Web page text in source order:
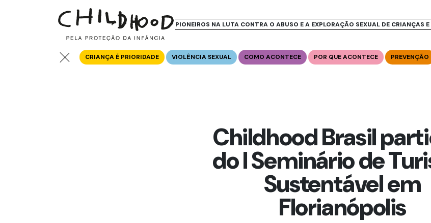
PIONEIROS NA LUTA CONTRA O ABUSO E A EXPLORAÇÃO SEXUAL DE CRIANÇAS
CRIANÇA É PRIORIDADE VIOLÊNCIA SEXUAL COMO ACONTECE POR QUE ACONTECE PREVENÇÃO
Childhood Brasil
do I Seminário de
Sustentável em
Florianópolis